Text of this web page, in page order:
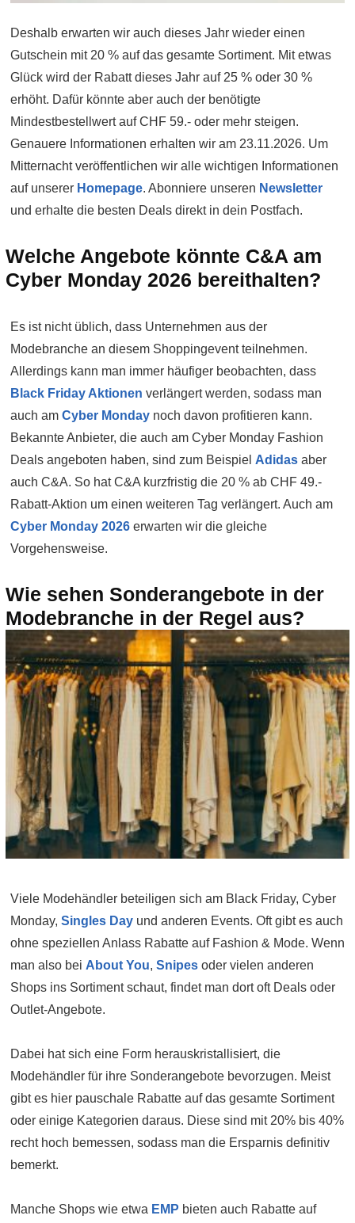
Deshalb erwarten wir auch dieses Jahr wieder einen
Gutschein mit 20 % auf das gesamte Sortiment. Mit etwas
Glück wird der Rabatt dieses Jahr auf 25 % oder 30 %
erhöht. Dafür könnte aber auch der benötigte
Mindestbestellwert auf CHF 59.- oder mehr steigen.
Genauere Informationen erhalten wir am 23.11.2026. Um
Mitternacht veröffentlichen wir alle wichtigen Informationen
auf unserer Homepage. Abonniere unseren Newsletter
und erhalte die besten Deals direkt in dein Postfach.
Welche Angebote könnte C&A am
Cyber Monday 2026 bereithalten?
Es ist nicht üblich, dass Unternehmen aus der
Modebranche an diesem Shoppingevent teilnehmen.
Allerdings kann man immer häufiger beobachten, dass
Black Friday Aktionen verlängert werden, sodass man
auch am Cyber Monday noch davon profitieren kann.
Bekannte Anbieter, die auch am Cyber Monday Fashion
Deals angeboten haben, sind zum Beispiel Adidas aber
auch C&A. So hat C&A kurzfristig die 20 % ab CHF 49.-
Rabatt-Aktion um einen weiteren Tag verlängert. Auch am
Cyber Monday 2026 erwarten wir die gleiche
Vorgehensweise.
Wie sehen Sonderangebote in der
Modebranche in der Regel aus?
Viele Modehändler beteiligen sich am Black Friday, Cyber
Monday, Singles Day und anderen Events. Oft gibt es auch
ohne speziellen Anlass Rabatte auf Fashion & Mode. Wenn
man also bei About You, Snipes oder vielen anderen
Shops ins Sortiment schaut, findet man dort oft Deals oder
Outlet-Angebote.
Dabei hat sich eine Form herauskristallisiert, die
Modehändler für ihre Sonderangebote bevorzugen. Meist
gibt es hier pauschale Rabatte auf das gesamte Sortiment
oder einige Kategorien daraus. Diese sind mit 20% bis 40%
recht hoch bemessen, sodass man die Ersparnis definitiv
bemerkt.
Manche Shops wie etwa EMP bieten auch Rabatte auf